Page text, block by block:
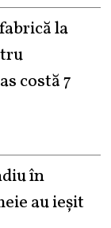
la
costă 7
în
au ieșit